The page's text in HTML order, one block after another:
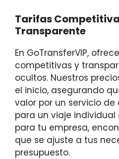
Tarifas
Transparente
En GoTransferVIP,
competitivas y
ocultos. Nuestros
el inicio, asegurando
valor por un servicio
para un viaje individual
para tu empresa,
que se ajuste a tus
presupuesto.